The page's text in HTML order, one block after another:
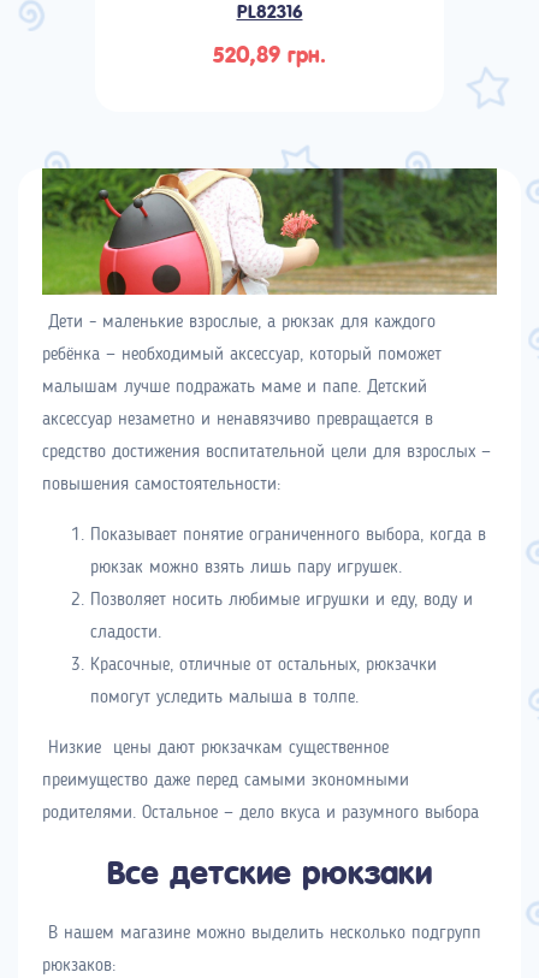
PL82316
520,89 грн.
Дети – маленькие взрослые, а рюкзак для каждого
ребёнка — необходимый аксессуар, который поможет
малышам лучше подражать маме и папе. Детский
аксессуар незаметно и ненавязчиво превращается в
средство достижения воспитательной цели для взрослых —
повышения самостоятельности:
Показывает понятие ограниченного выбора, когда в
рюкзак можно взять лишь пару игрушек.
Позволяет носить любимые игрушки и еду, воду и
сладости.
Красочные, отличные от остальных, рюкзачки
помогут уследить малыша в толпе.
Низкие цены дают рюкзачкам существенное
преимущество даже перед самыми экономными
родителями. Остальное — дело вкуса и разумного выбора
Все детские рюкзаки
В нашем магазине можно выделить несколько подгрупп
рюкзаков: